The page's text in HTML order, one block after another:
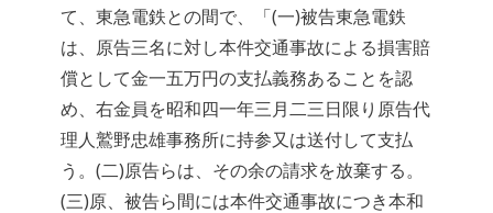
て、東急電鉄との間で、「(一)被告東急電鉄
は、原告三名に対し本件交通事故による損害賠
償として金一五万円の支払義務あることを認
め、右金員を昭和四一年三月二三日限り原告代
理人鷲野忠雄事務所に持参又は送付して支払
う。(二)原告らは、その余の請求を放棄する。
(三)原、被告ら間には本件交通事故につき本和